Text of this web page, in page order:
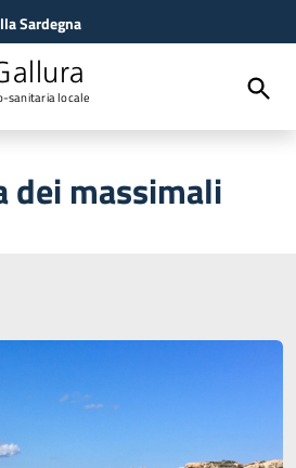
Sardegna
sanitaria locale
dei massimali